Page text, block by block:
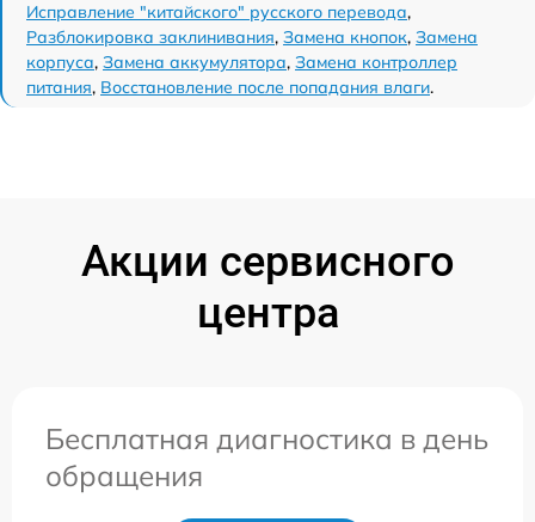
Исправление "китайского" русского перевода,
Разблокировка заклинивания, Замена кнопок, Замена
корпуса, Замена аккумулятора, Замена контроллер
питания, Восстановление после попадания влаги.
Акции сервисного
центра
Бесплатная диагностика в день
обращения